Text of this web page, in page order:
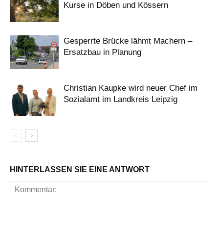
Kurse in Döben und Kössern
Gesperrte Brücke lähmt Machern –
Ersatzbau in Planung
Christian Kaupke wird neuer Chef im
Sozialamt im Landkreis Leipzig
HINTERLASSEN SIE EINE ANTWORT